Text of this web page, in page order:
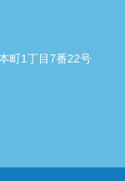
町1丁目7番22号